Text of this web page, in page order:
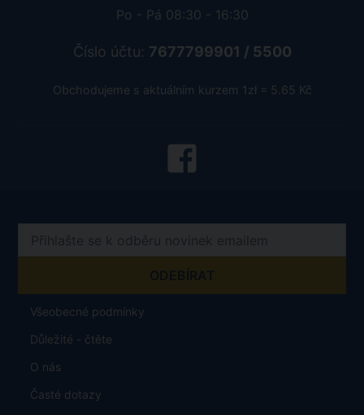
Po - Pá 08:30 - 16:30
Číslo účtu: 7677799901 / 5500
Obchodujeme s aktuálním kurzem 1zł = 5.65 Kč
Všeobecné podmínky
Důležité - čtěte
O nás
Časté dotazy